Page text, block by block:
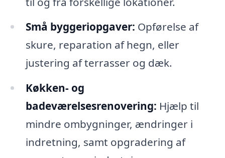
Små byggeriopgaver: Opførelse af
skure, reparation af hegn, eller
justering af terrasser og dæk.
Køkken- og
badeværelsesrenovering: Hjælp til
mindre ombygninger, ændringer i
indretning, samt opgradering af